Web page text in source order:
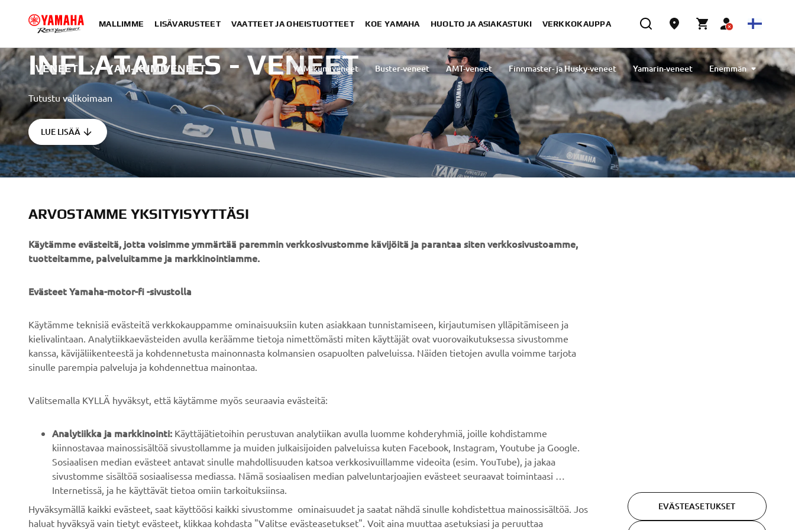
MALLIMME LISÄVARUSTEET VAATTEET JA OHEISTUOTTEET KOE YAMAHA HUOLTO JA ASIAKASTUKI VERKKOKAUPPA
VENEET YAM-KUMIVENEET YAM-kumiveneet Buster-veneet AMT-veneet Finnmaster- ja Husky-veneet
Yamarin-veneet
Cross-veneet
Venekumppanit
Enemmän
INFLATABLES - VENEET
Tutustu valikoimaan
LUE LISÄÄ
Uutiset
Press
Esitteet
Työskentely Yamahalla
Ryhdy jälleenmyyjäksi
Kestävän kehityksen
peruskäytännöt
Whistleblower-kanava
Viranomaiset
Pelastustoimi
Autokoulut
Robotics
Kumppanuudet
riippumattomille
korjaamoille
Yamalube Safety Data
Sheets
Yamaha Motor Global
Mobiilisovellukset
Jälleenmyyjähaku
Paristojätteen
Lue tietosuojakäytäntömme saadaksesi tietää, miten
käsittelemme henkilötietojasi:
ARVOSTAMME YKSITYISYYTTÄSI
Käytämme evästeitä, jotta voisimme ymmärtää paremmin verkkosivustomme kävijöitä ja parantaa siten verkkosivustoamme,
tuotteitamme, palveluitamme ja markkinointiamme.
Evästeet Yamaha-motor-fi -sivustolla
Käytämme teknisiä evästeitä verkkokauppamme ominaisuuksiin kuten asiakkaan tunnistamiseen, kirjautumisen ylläpitämiseen ja
kielivalintaan. Analytiikkaevästeiden avulla keräämme tietoja nimettömästi miten käyttäjät ovat vuorovaikutuksessa sivustomme
kanssa, kävijäliikenteestä ja kohdennetusta mainonnasta kolmansien osapuolten palveluissa. Näiden tietojen avulla voimme tarjota
sinulle parempia palveluja ja kohdennettua mainontaa.
Valitsemalla KYLLÄ hyväksyt, että käytämme myös seuraavia evästeitä:
Analytiikka ja markkinointi: Käyttäjätietoihin perustuvan analytiikan avulla luomme kohderyhmiä, joille kohdistamme
kiinnostavaa mainossisältöä sivustollamme ja muiden julkaisijoiden palveluissa kuten Facebook, Instagram, Youtube ja Google.
Sosiaalisen median evästeet antavat sinulle mahdollisuuden katsoa verkkosivuillamme videoita (esim. YouTube), ja jakaa
sivustomme sisältöä sosiaalisessa mediassa. Nämä sosiaalisen median palveluntarjoajien evästeet seuraavat toimintaasi
Internetissä, ja he käyttävät tietoa omiin tarkoituksiinsa.
Hyväksymällä kaikki evästeet, saat käyttöösi kaikki sivustomme ominaisuudet ja saatat nähdä sinulle kohdistettua mainossisältöä. Jos
haluat hyväksyä vain tietyt evästeet, klikkaa kohdasta "Valitse evästeasetukset". Voit aina muuttaa asetuksiasi ja peruuttaa
EVÄSTEASETUKSET